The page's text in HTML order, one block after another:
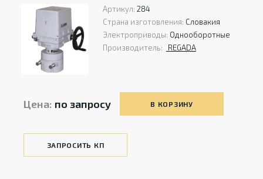
Артикул: 284
Страна изготовления: Словакия
Электроприводы: Однооборотные
Производитель:
REGADA
Цена: по запросу В КОРЗИНУ
ЗАПРОСИТЬ КП